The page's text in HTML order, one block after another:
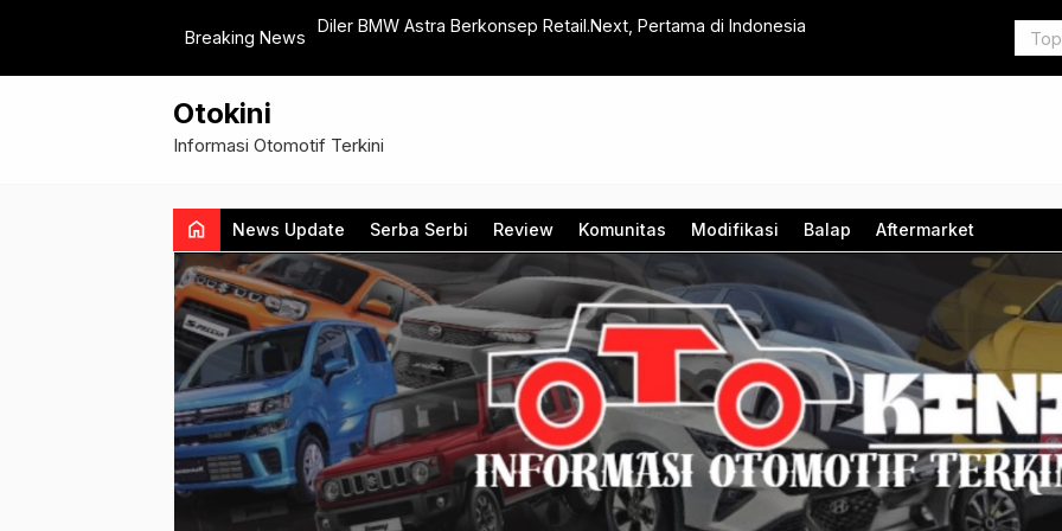
Breaking News
Diler BMW Astra Berkonsep Retail.Next, Pertama di Indonesia Mitsubishi
Otokini
Informasi Otomotif Terkini
home News Update Serba Serbi Review Komunitas Modifikasi Balap Aftermarket